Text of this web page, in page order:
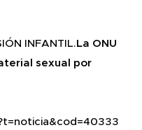
INFANTIL.La ONU
sexual por